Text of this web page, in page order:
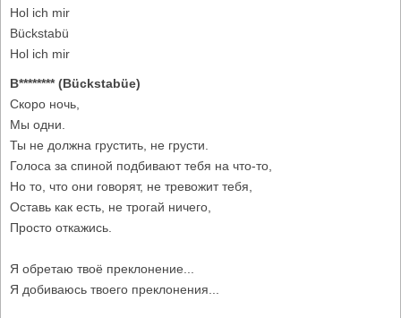
Hol ich mir
Bückstabü
Hol ich mir
B******** (Bückstabüe)
Скоро ночь,
Мы одни.
Ты не должна грустить, не грусти.
Голоса за спиной подбивают тебя на что-то,
Но то, что они говорят, не тревожит тебя,
Оставь как есть, не трогай ничего,
Просто откажись.
Я обретаю твоё преклонение...
Я добиваюсь твоего преклонения...